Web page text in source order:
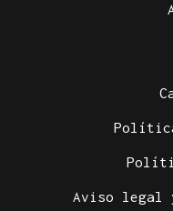
Aviso legal